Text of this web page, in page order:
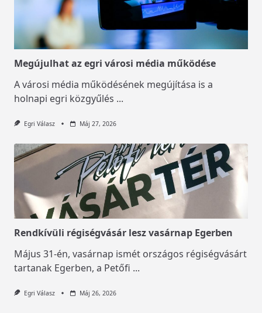
Megújulhat az egri városi média működése
A városi média működésének megújítása is a
holnapi egri közgyűlés ...
Egri Válasz Máj 27, 2026
Rendkívüli régiségvásár lesz vasárnap Egerben
Május 31-én, vasárnap ismét országos régiségvásárt
tartanak Egerben, a Petőfi ...
Egri Válasz Máj 26, 2026